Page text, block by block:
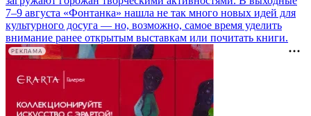
7–9 августа «Фонтанка» нашла не так много новых идей для
культурного досуга — но, возможно, самое время уделить
внимание ранее открытым выставкам или почитать книги.
РЕКЛАМА